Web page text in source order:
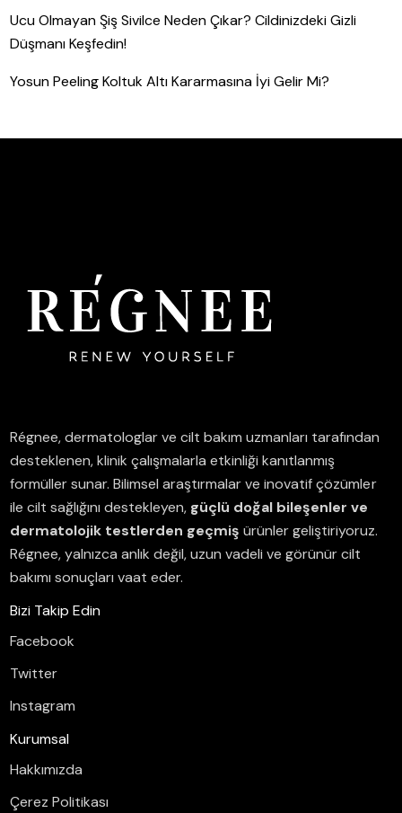
Ucu Olmayan Şiş Sivilce Neden Çıkar? Cildinizdeki Gizli
Düşmanı Keşfedin!
Yosun Peeling Koltuk Altı Kararmasına İyi Gelir Mi?
Régnee, dermatologlar ve cilt bakım uzmanları tarafından
desteklenen, klinik çalışmalarla etkinliği kanıtlanmış
formüller sunar.Bilimsel araştırmalar ve inovatif çözümler
ile cilt sağlığını destekleyen, güçlü doğal bileşenler ve
dermatolojik testlerden geçmiş ürünler geliştiriyoruz.
Régnee, yalnızca anlık değil, uzun vadeli ve görünür cilt
bakımı sonuçları vaat eder.
Bizi Takip Edin
Facebook
Twitter
Instagram
Kurumsal
Hakkımızda
Çerez Politikası